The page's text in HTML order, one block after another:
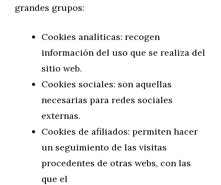
grandes grupos:
Cookies analíticas: recogen
información del uso que se realiza del
sitio web.
Cookies sociales: son aquellas
necesarias para redes sociales
externas.
Cookies de afiliados: permiten hacer
un seguimiento de las visitas
procedentes de otras webs, con las
que el